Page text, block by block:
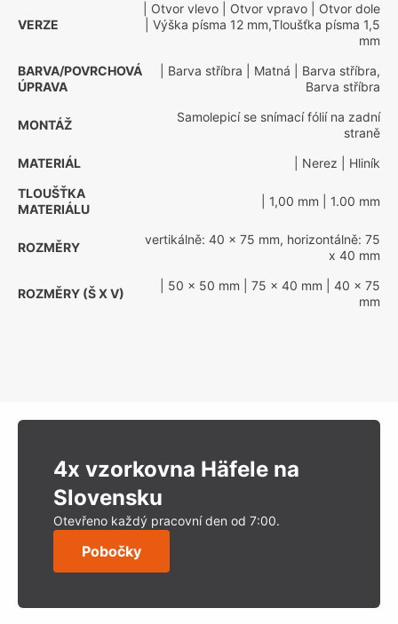
VERZE
| Otvor vlevo | Otvor vpravo | Otvor dole
| Výška písma 12 mm,Tloušťka písma 1,5
mm
BARVA/POVRCHOVÁ
ÚPRAVA
| Barva stříbra | Matná | Barva stříbra,
Barva stříbra
MONTÁŽ
Samolepicí se snímací fólií na zadní
straně
MATERIÁL
| Nerez | Hliník
TLOUŠŤKA
MATERIÁLU
| 1,00 mm | 1.00 mm
ROZMĚRY
vertikálně: 40 x 75 mm, horizontálně: 75
x 40 mm
ROZMĚRY (Š X V)
| 50 x 50 mm | 75 x 40 mm | 40 x 75
mm
4x vzorkovna Häfele na
Slovensku
Otevřeno každý pracovní den od 7:00.
Pobočky